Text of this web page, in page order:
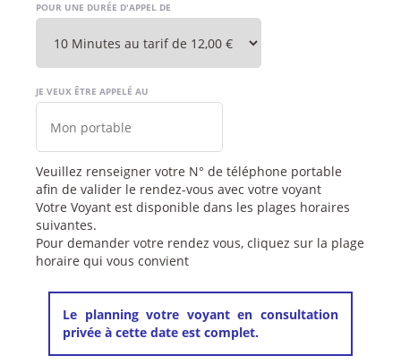
POUR UNE DURÉE D'APPEL DE
JE VEUX ÊTRE APPELÉ AU
Veuillez renseigner votre N° de téléphone portable
afin de valider le rendez-vous avec votre voyant
Votre Voyant est disponible dans les plages horaires
suivantes.
Pour demander votre rendez vous, cliquez sur la plage
horaire qui vous convient
Le planning votre voyant en consultation
privée à cette date est complet.